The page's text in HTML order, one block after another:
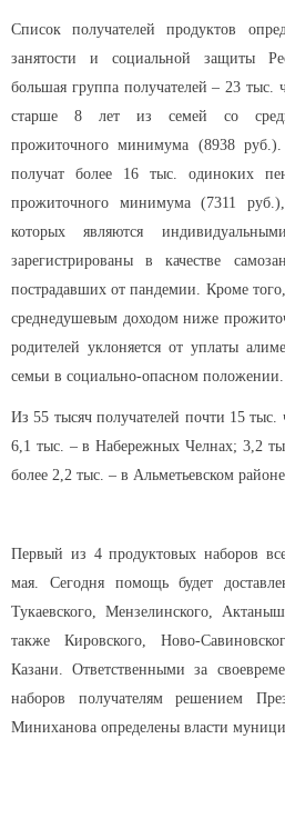
Список получателей продуктов
занятости и социальной защиты
большая группа получателей – 23 тыс.
старше 8 лет из семей со
прожиточного минимума (8938
получат более 16 тыс. одиноких
прожиточного минимума (7311
которых являются
зарегистрированы в качестве
пострадавших от пандемии. Кроме
среднедушевым доходом ниже
родителей уклоняется от уплаты
семьи в социально-опасном положении.
Из 55 тысяч получателей почти 15
6,1 тыс. – в Набережных Челнах; 3,2
более 2,2 тыс. – в Альметьевском районе.
Первый из 4 продуктовых наборов
мая. Сегодня помощь будет
Тукаевского, Мензелинского,
также Кировского, Ново-
Казани. Ответственными за
наборов получателям решением
Миниханова определены власти